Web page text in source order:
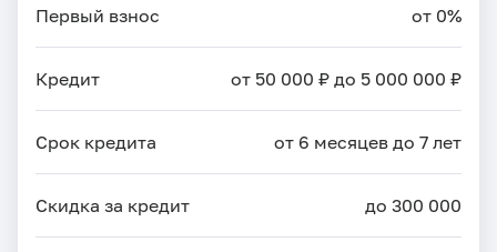
Первый взнос от 0%
Кредит от 50 000 ₽ до 5 000 000 ₽
Срок кредита от 6 месяцев до 7 лет
Скидка за кредит до 300 000